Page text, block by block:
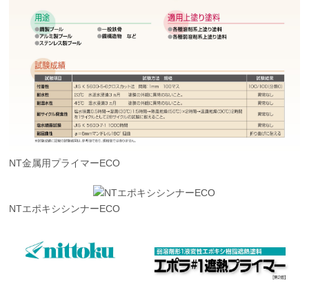
NT金属用プライマーECO
NTエポキシシンナーECO